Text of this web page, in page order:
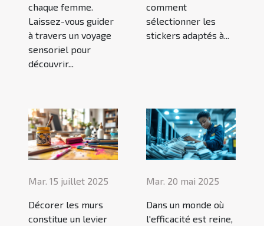
chaque femme.
Laissez-vous guider
à travers un voyage
sensoriel pour
découvrir...
comment
sélectionner les
stickers adaptés à...
Mar. 15 juillet 2025
Décorer les murs
constitue un levier
Mar. 20 mai 2025
Dans un monde où
l'efficacité est reine,